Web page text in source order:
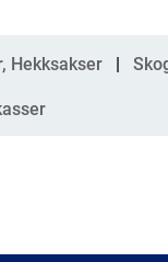
Hekksakser